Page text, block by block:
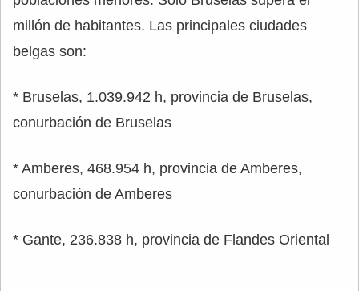
millón de habitantes. Las principales ciudades
belgas son:
* Bruselas, 1.039.942 h, provincia de Bruselas,
conurbación de Bruselas
* Amberes, 468.954 h, provincia de Amberes,
conurbación de Amberes
* Gante, 236.838 h, provincia de Flandes Oriental